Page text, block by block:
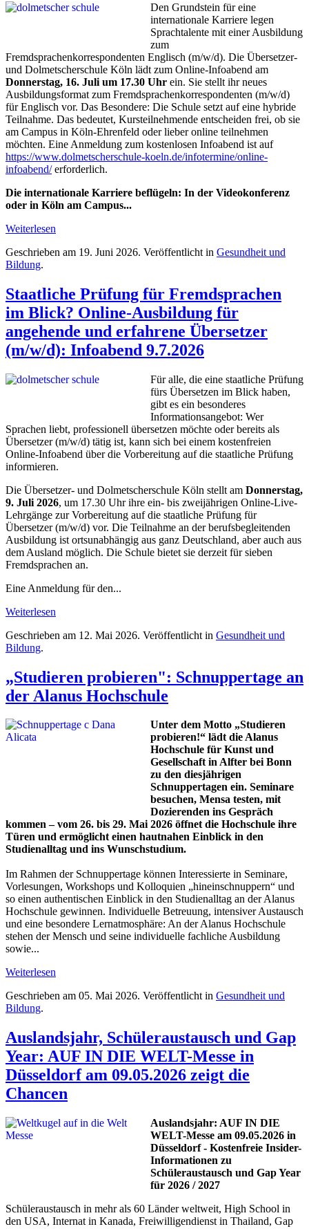
Den Grundstein für eine
internationale Karriere legen
Sprachtalente mit einer Ausbildung
zum
Fremdsprachenkorrespondenten Englisch (m/w/d). Die Übersetzer-
und Dolmetscherschule Köln lädt zum Online-Infoabend am
Donnerstag, 16. Juli um 17.30 Uhr ein. Sie stellt ihr neues
Ausbildungsformat zum Fremdsprachenkorrespondenten (m/w/d)
für Englisch vor. Das Besondere: Die Schule setzt auf eine hybride
Teilnahme. Das bedeutet, Kursteilnehmende entscheiden frei, ob sie
am Campus in Köln-Ehrenfeld oder lieber online teilnehmen
möchten. Eine Anmeldung zum kostenlosen Infoabend ist auf
https://www.dolmetscherschule-koeln.de/infotermine/online-
infoabend/erforderlich.
Die internationale Karriere beflügeln: In der Videokonferenz
oder in Köln am Campus...
Weiterlesen
Geschrieben am 19. Juni 2026. Veröffentlicht in Gesundheit und
Bildung.
Staatliche Prüfung für Fremdsprachen
im Blick? Online-Ausbildung für
angehende und erfahrene Übersetzer
(m/w/d): Infoabend 9.7.2026
Für alle, die eine staatliche Prüfung
fürs Übersetzen im Blick haben,
gibt es ein besonderes
Informationsangebot: Wer
Sprachen liebt, professionell übersetzen möchte oder bereits als
Übersetzer (m/w/d) tätig ist, kann sich bei einem kostenfreien
Online-Infoabend über die Vorbereitung auf die staatliche Prüfung
informieren.
Die Übersetzer- und Dolmetscherschule Köln stellt am Donnerstag,
9. Juli 2026, um 17.30 Uhr ihre ein- bis zweijährigen Online-Live-
Lehrgänge zur Vorbereitung auf die staatliche Prüfung für
Übersetzer (m/w/d) vor. Die Teilnahme an der berufsbegleitenden
Ausbildung ist ortsunabhängig aus ganz Deutschland, aber auch aus
dem Ausland möglich. Die Schule bietet sie derzeit für sieben
Fremdsprachen an.
Eine Anmeldung für den...
Weiterlesen
Geschrieben am 12. Mai 2026. Veröffentlicht in Gesundheit und
Bildung.
„Studieren probieren": Schnuppertage an
der Alanus Hochschule
Unter dem Motto „Studieren
probieren!“ lädt die Alanus
Hochschule für Kunst und
Gesellschaft in Alfter bei Bonn
zu den diesjährigen
Schnuppertagen ein. Seminare
besuchen, Mensa testen, mit
Dozierenden ins Gespräch
kommen – vom 26. bis 29. Mai 2026 öffnet die Hochschule ihre
Türen und ermöglicht einen hautnahen Einblick in den
Studienalltag und ins Wunschstudium.
Im Rahmen der Schnuppertage können Interessierte in Seminare,
Vorlesungen, Workshops und Kolloquien „hineinschnuppern“ und
so einen authentischen Einblick in den Studienalltag an der Alanus
Hochschule gewinnen. Individuelle Betreuung, intensiver Austausch
und eine besondere Lernatmosphäre: An der Alanus Hochschule
stehen der Mensch und seine individuelle fachliche Ausbildung
sowie...
Weiterlesen
Geschrieben am 05. Mai 2026. Veröffentlicht in Gesundheit und
Bildung.
Auslandsjahr, Schüleraustausch und Gap
Year: AUF IN DIE WELT-Messe in
Düsseldorf am 09.05.2026 zeigt die
Chancen
Auslandsjahr: AUF IN DIE
WELT-Messe am 09.05.2026 in
Düsseldorf - Kostenfreie Insider-
Informationen zu
Schüleraustausch und Gap Year
für 2026 / 2027
Schüleraustausch in mehr als 60 Länder weltweit, High School in
den USA, Internat in Kanada, Freiwilligendienst in Thailand, Gap